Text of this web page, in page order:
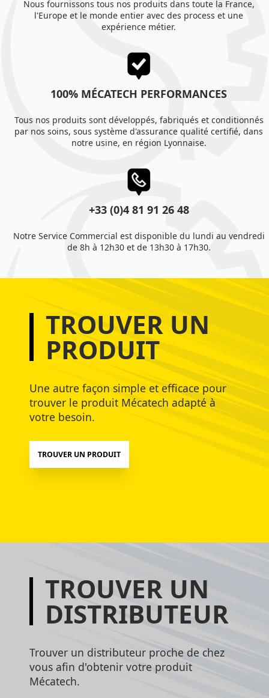
Nous fournissons tous nos produits dans toute la France,
l'Europe et le monde entier avec des process et une
expérience métier.
100% MÉCATECH PERFORMANCES
Tous nos produits sont développés, fabriqués et conditionnés
par nos soins, sous système d'assurance qualité certifié, dans
notre usine, en région Lyonnaise.
+33 (0)4 81 91 26 48
Notre Service Commercial est disponible du lundi au vendredi
de 8h à 12h30 et de 13h30 à 17h30.
TROUVER UN
PRODUIT
Une autre façon simple et efficace pour
trouver le produit Mécatech adapté à
votre besoin.
TROUVER UN PRODUIT
TROUVER UN
DISTRIBUTEUR
Trouver un distributeur proche de chez
vous afin d'obtenir votre produit
Mécatech.